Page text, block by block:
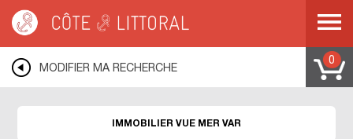
MODIFIER MA RECHERCHE
0
IMMOBILIER VUE MER VAR